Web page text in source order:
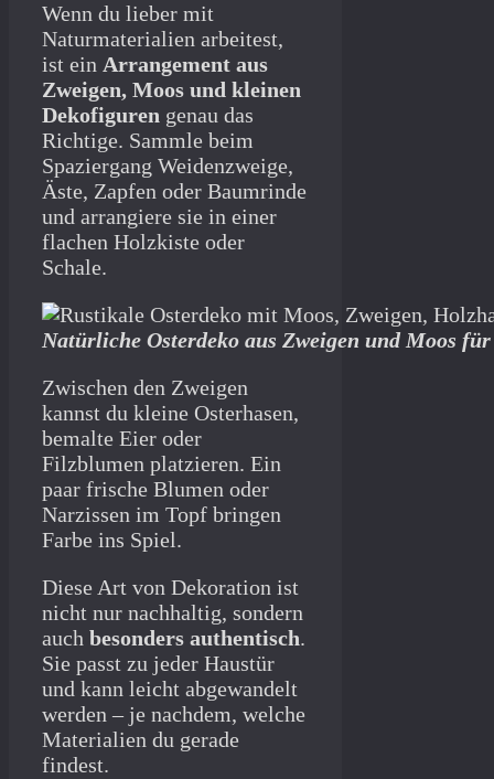
Wenn du lieber mit
Naturmaterialien arbeitest,
ist ein Arrangement aus
Zweigen, Moos und kleinen
Dekofiguren genau das
Richtige. Sammle beim
Spaziergang Weidenzweige,
Äste, Zapfen oder Baumrinde
und arrangiere sie in einer
flachen Holzkiste oder
Schale.
Natürliche Osterdeko aus Zweigen und Moos
Zwischen den Zweigen
kannst du kleine Osterhasen,
bemalte Eier oder
Filzblumen platzieren. Ein
paar frische Blumen oder
Narzissen im Topf bringen
Farbe ins Spiel.
Diese Art von Dekoration ist
nicht nur nachhaltig, sondern
auch besonders authentisch.
Sie passt zu jeder Haustür
und kann leicht abgewandelt
werden – je nachdem, welche
Materialien du gerade
findest.